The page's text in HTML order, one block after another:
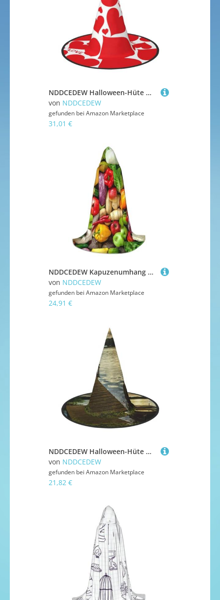
NDDCEDEW Halloween-Hüte mit Herz-Aufdruck, Hexen-Zauberer-Hüte für Feste, Cosplay
von NDDCEDEW
gefunden bei Amazon Marketplace
31,01 €
NDDCEDEW Kapuzenumhang mit frischem Obst und Gemüse bedruckt, für Teenager, bodenlanger Kapuzenumhang
von NDDCEDEW
gefunden bei Amazon Marketplace
24,91 €
NDDCEDEW Halloween-Hüte mit Boot am See, Hexen-Zauberer-Hüte für Feste, Cosplay
von NDDCEDEW
gefunden bei Amazon Marketplace
21,82 €